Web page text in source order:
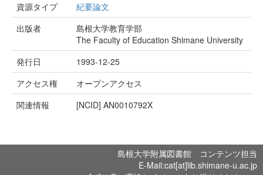
資源タイプ
紀要論文
出版者
島根大学教育学部
The Faculty of Education Shimane University
発行日
1993-12-25
アクセス権
オープンアクセス
関連情報
[NCID] AN0010792X
島根大学附属図書館 コンテンツ担当
E-Mail:cat[at]lib.shimane-u.ac.jp